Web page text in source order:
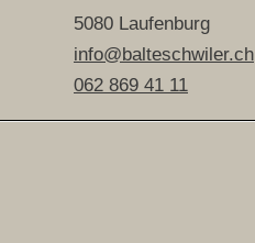
5080 Laufenburg
info@balteschwiler.ch
062 869 41 11